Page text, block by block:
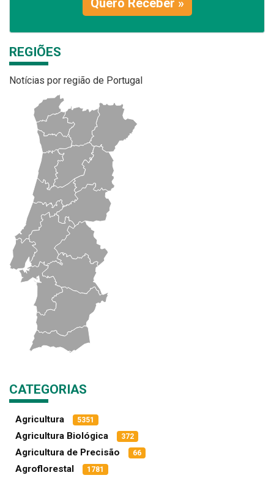
Quero Receber »
REGIÕES
Notícias por região de Portugal
CATEGORIAS
Agricultura 5351
Agricultura Biológica 372
Agricultura de Precisão 66
Agroflorestal 1781